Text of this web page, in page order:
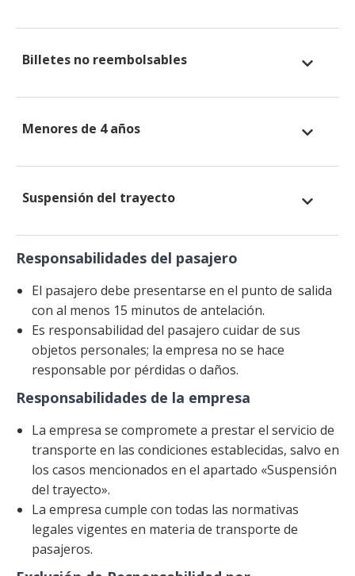
Billetes no reembolsables
Menores de 4 años
Suspensión del trayecto
Responsabilidades del pasajero
El pasajero debe presentarse en el punto de salida
con al menos 15 minutos de antelación.
Es responsabilidad del pasajero cuidar de sus
objetos personales; la empresa no se hace
responsable por pérdidas o daños.
Responsabilidades de la empresa
La empresa se compromete a prestar el servicio de
transporte en las condiciones establecidas, salvo en
los casos mencionados en el apartado «Suspensión
del trayecto».
La empresa cumple con todas las normativas
legales vigentes en materia de transporte de
pasajeros.